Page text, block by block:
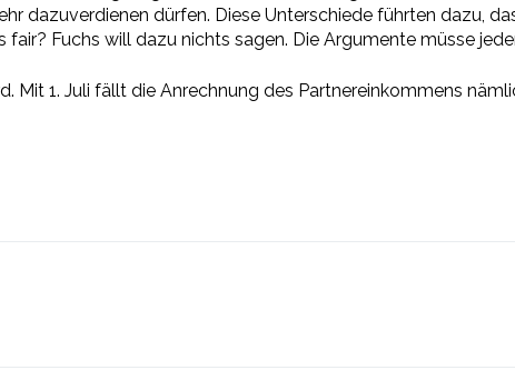
dazuverdienen dürfen. Diese Unterschiede führten dazu,
Fuchs will dazu nichts sagen. Die Argumente müsse
Mit 1. Juli fällt die Anrechnung des Partnereinkommens